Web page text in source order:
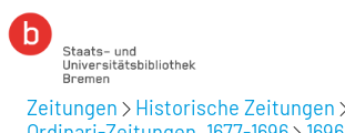
Zeitungen Historische Zeitungen